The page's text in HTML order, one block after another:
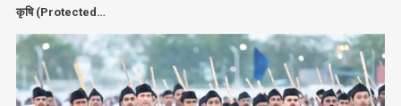
कृषि (Protected…